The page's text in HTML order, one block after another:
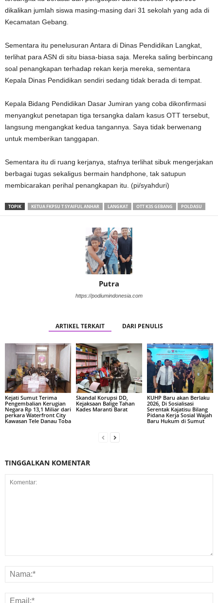
dikalikan jumlah siswa masing-masing dari 31 sekolah yang ada di
Kecamatan Gebang.
Sementara itu penelusuran Antara di Dinas Pendidikan Langkat,
terlihat para ASN di situ biasa-biasa saja. Mereka saling berbincang
soal penangkapan terhadap rekan kerja mereka, sementara
Kepala Dinas Pendidikan sendiri sedang tidak berada di tempat.
Kepala Bidang Pendidikan Dasar Jumiran yang coba dikonfirmasi
menyangkut penetapan tiga tersangka dalam kasus OTT tersebut,
langsung mengangkat kedua tangannya. Saya tidak berwenang
untuk memberikan tanggapan.
Sementara itu di ruang kerjanya, stafnya terlihat sibuk mengerjakan
berbagai tugas sekaligus bermain handphone, tak satupun
membicarakan perihal penangkapan itu. (pi/syahduri)
TOPIK KETUA FKPSU T SYAIFUL ANHAR LANGKAT OTT K3S GEBANG POLDASU
Putra
https://podiumindonesia.com
ARTIKEL TERKAIT DARI PENULIS
Kejati Sumut Terima
Pengembalian Kerugian
Negara Rp 13,1 Miliar dari
perkara Waterfront City
Kawasan Tele Danau Toba
Skandal Korupsi DD,
Kejaksaan Balige Tahan
Kades Maranti Barat
KUHP Baru akan Berlaku
2026, Di Sosialisasi
Serentak Kajatisu Bilang
Pidana Kerja Sosial Wajah
Baru Hukum di Sumut
TINGGALKAN KOMENTAR